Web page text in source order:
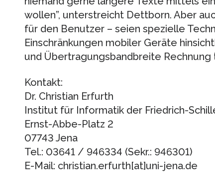
wollen”, unterstreicht Dettborn. Aber
für den Benutzer – seien spezielle
Einschränkungen mobiler Geräte
und Übertragungsbandbreite Rechnung
Kontakt:
Dr. Christian Erfurth
Institut für Informatik der Friedrich-
Ernst-Abbe-Platz 2
07743 Jena
Tel.: 03641 / 946334 (Sekr.: 946301)
E-Mail: christian.erfurth[at]uni-jena.de